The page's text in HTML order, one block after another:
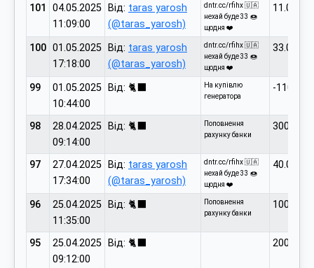
101
04.05.2025
11:09:00
Від: taras yarosh
(@taras_yarosh)
dntr.cc/rfihx 🇺🇦
нехай буде 33 🍩
щодня ❤️
11.00
100 01.05.2025
17:18:00
Від: taras yarosh
(@taras_yarosh)
dntr.cc/rfihx 🇺🇦
нехай буде 33 🍩
щодня ❤️
33.00
99
01.05.2025
10:44:00
Від: 🐈‍⬛
На купівлю
генератора
-
98
28.04.2025
09:14:00
Від: 🐈‍⬛
Поповнення
рахунку банки
300.00
97
27.04.2025
17:34:00
Від: taras yarosh
(@taras_yarosh)
dntr.cc/rfihx 🇺🇦
нехай буде 33 🍩
щодня ❤️
40.00
96
25.04.2025
11:35:00
Від: 🐈‍⬛
Поповнення
рахунку банки
100.00
95
25.04.2025
09:12:00
Від: 🐈‍⬛ 200.00